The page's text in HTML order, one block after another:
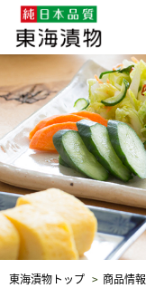
東海漬物トップ 商品情報